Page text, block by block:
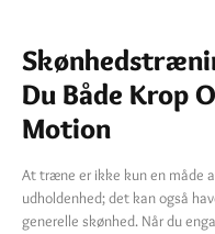
Du Både Krop
Motion
At træne er ikke kun en måde
udholdenhed; det kan også
generelle skønhed. Når du